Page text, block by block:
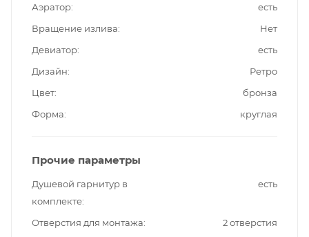
Аэратор
есть
Вращение излива
Нет
Девиатор
есть
Дизайн
Ретро
Цвет
бронза
Форма
круглая
Прочие параметры
Душевой гарнитур в
комплекте
есть
Отверстия для монтажа
2 отверстия